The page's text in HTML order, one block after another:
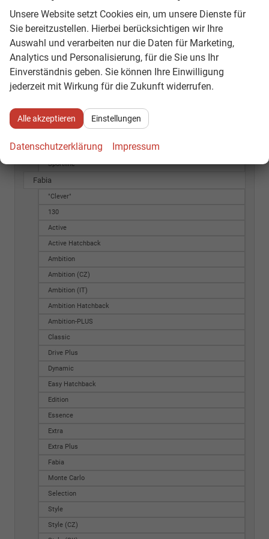
Laurin & Klement
Selection
Sportline
Laurin & Klement
Selection
Sportline
Fabia
"Clever"
130
Active
Active Hatchback
Ambition
Ambition (CZ)
Ambition (IT)
Ambition Hatchback
Ambition-PLUS
Classic
Drive Plus
Dynamic
Easy Hatchback
Edition
Essence
Extra
Extra Plus
Fabia
Monte Carlo
Selection
Style
Style (CZ)
Unsere Website setzt Cookies ein, um unsere Dienste für
Sie bereitzustellen. Hierbei berücksichtigen wir Ihre
Auswahl und verarbeiten nur die Daten für Marketing,
Analytics und Personalisierung, für die Sie uns Ihr
Einverständnis geben. Sie können Ihre Einwilligung
jederzeit mit Wirkung für die Zukunft widerrufen.
Alle akzeptieren Einstellungen
Datenschutzerklärung Impressum